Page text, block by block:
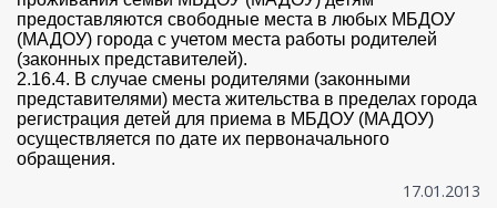
предоставляются свободные места в любых МБДОУ
(МАДОУ) города с учетом места работы родителей
(законных представителей).
2.16.4. В случае смены родителями (законными
представителями) места жительства в пределах города
регистрация детей для приема в МБДОУ (МАДОУ)
осуществляется по дате их первоначального
обращения.
17.01.2013